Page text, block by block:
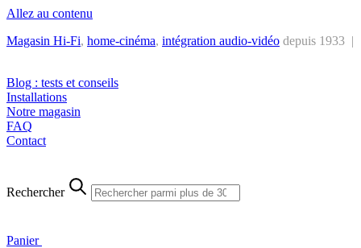
Allez au contenu
Magasin Hi-Fi, home-cinéma, intégration audio-vidéo depuis 1933 |
Blog : tests et conseils
Installations
Notre magasin
FAQ
Contact
Rechercher
Panier